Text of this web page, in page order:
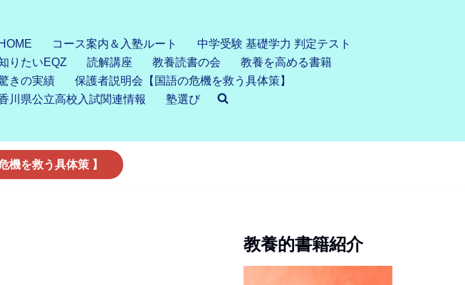
HOME コース案内＆入塾ルート
中学受験 基礎学力 判定テスト
りたいEQZ
読解講座 教養読書の会
教養を高める書籍
きの実績
保護者説明会【国語の危機を救う具体策】
川県公立高校入試関連情報
塾選び
機を救う具体策 】
教養的書籍紹介